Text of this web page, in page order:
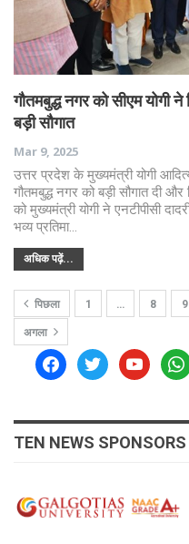
गौतमबुद्ध नगर को सीएम योगी
बड़ी सौगात
Mar 9, 2025
उत्तर प्रदेश के मुख्यमंत्री योगी
गौतमबुद्ध नगर को बड़ी सौगात दी
को मुख्यमंत्री योगी ने एनटीपीसी
भव्य प्रतिमा…
अधिक पढ़ें...
पिछला 1 … 8 9
अगला
facebooktwitteryoutube
TEN NEWS SPONSORS